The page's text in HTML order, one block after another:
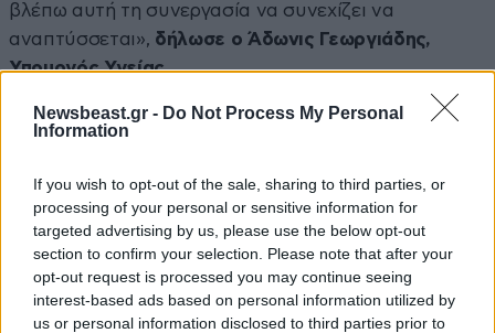
Newsbeast.gr - Do Not Process My Personal
Information
If you wish to opt-out of the sale, sharing to third parties, or
processing of your personal or sensitive information for
targeted advertising by us, please use the below opt-out
section to confirm your selection. Please note that after your
opt-out request is processed you may continue seeing
interest-based ads based on personal information utilized by
us or personal information disclosed to third parties prior to
βλέπω αυτή τη συνεργασία να συνεχίζει να
αναπτύσσεται», δήλωσε ο Άδωνις Γεωργιάδης,
Υπουργός Υγείας.
Το AWS Local Zone στην Αθήνα αποτελεί το πιο
για την Ελλάδα, η οποία ξεκίνησε το 2020 με τοAWS
CloudFront edge location στην Αθήνα, και στη
συνέχεια με τα εγκαίνια του τοπικού γραφείου της
εταιρείας το 2021 και την ενεργοποίηση του AWS
Direct Connect στην Αθήνα το 2025. Στο πλαίσιο του
στόχου της Amazon να επιτύχει μηδενικό ισοζύγιο